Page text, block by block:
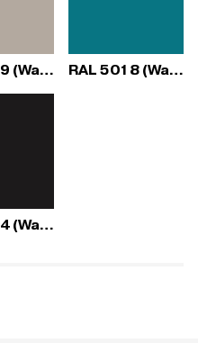
RAL 1019 (Wave) RAL 5018 (Wave)
RAL 9004 (Wave)